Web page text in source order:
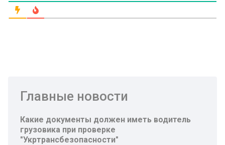
Главные новости
Какие документы должен иметь водитель
грузовика при проверке
"Укртрансбезопасности"